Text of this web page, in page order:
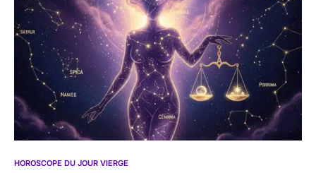
HOROSCOPE DU JOUR VIERGE